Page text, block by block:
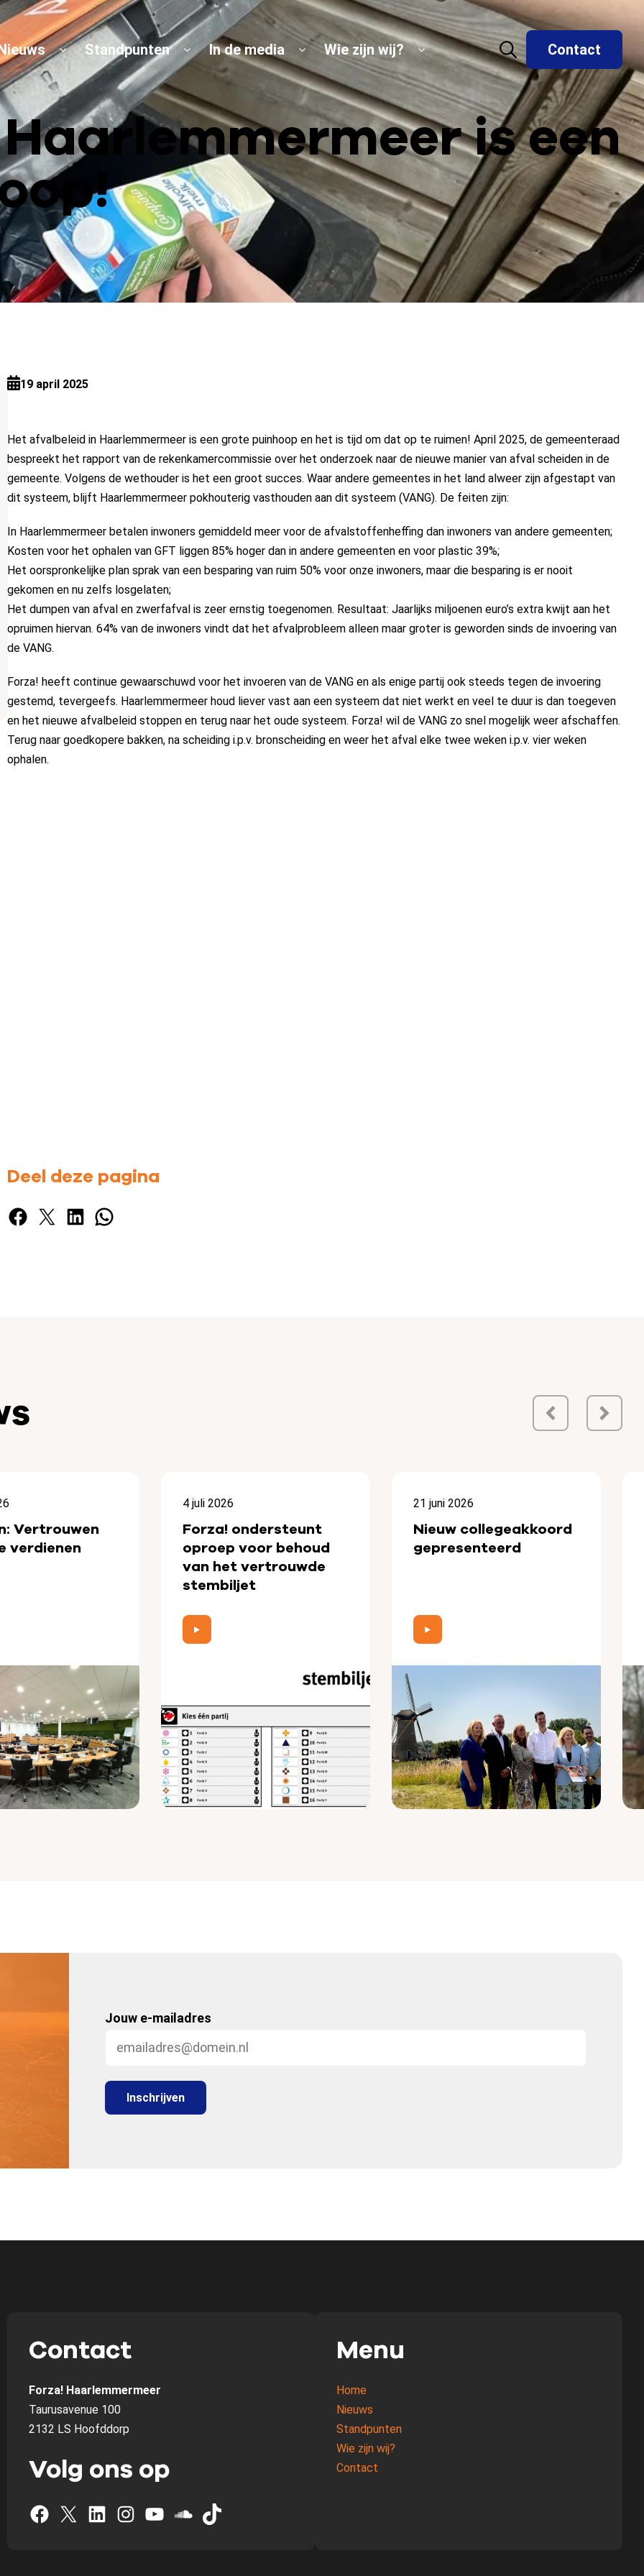
Nieuws Standpunten In de media Wie zijn wij? Contact
is een
19 april 2025
Het afvalbeleid in Haarlemmermeer is een grote puinhoop en het is tijd om dat op te ruimen! April 2025, de gemeenteraad
bespreekt het rapport van de rekenkamercommissie over het onderzoek naar de nieuwe manier van afval scheiden in de
gemeente. Volgens de wethouder is het een groot succes. Waar andere gemeentes in het land alweer zijn afgestapt van
dit systeem, blijft Haarlemmermeer pokhouterig vasthouden aan dit systeem (VANG). De feiten zijn:
In Haarlemmermeer betalen inwoners gemiddeld meer voor de afvalstoffenheffing dan inwoners van andere gemeenten;
Kosten voor het ophalen van GFT liggen 85% hoger dan in andere gemeenten en voor plastic 39%;
Het oorspronkelijke plan sprak van een besparing van ruim 50% voor onze inwoners, maar die besparing is er nooit
gekomen en nu zelfs losgelaten;
Het dumpen van afval en zwerfafval is zeer ernstig toegenomen. Resultaat: Jaarlijks miljoenen euro’s extra kwijt aan het
opruimen hiervan. 64% van de inwoners vindt dat het afvalprobleem alleen maar groter is geworden sinds de invoering van
de VANG.
Forza! heeft continue gewaarschuwd voor het invoeren van de VANG en als enige partij ook steeds tegen de invoering
gestemd, tevergeefs. Haarlemmermeer houd liever vast aan een systeem dat niet werkt en veel te duur is dan toegeven
en het nieuwe afvalbeleid stoppen en terug naar het oude systeem. Forza! wil de VANG zo snel mogelijk weer afschaffen.
Terug naar goedkopere bakken, na scheiding i.p.v. bronscheiding en weer het afval elke twee weken i.p.v. vier weken
ophalen.
Deel deze pagina
Facebook X LinkedIn WhatsApp
Vertrouwen
verdienen
4 juli 2026
Forza! ondersteunt
oproep voor behoud
van het vertrouwde
stembiljet
21 juni 2026
Nieuw collegeakkoord
gepresenteerd
Jouw e-mailadres
Contact
Forza! Haarlemmermeer
Taurusavenue 100
2132 LS Hoofddorp
Volg ons op
Facebook X LinkedIn Instagram YouTube SoundCloud TikTok
Menu
Home
Nieuws
Standpunten
Wie zijn wij?
Contact